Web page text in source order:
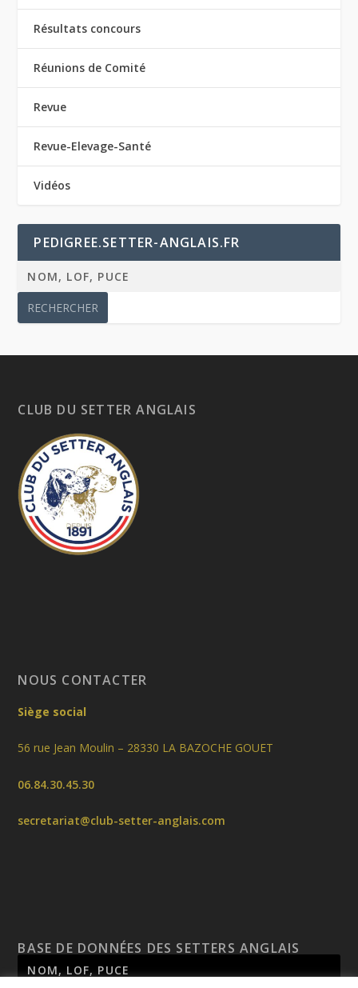
Résultats concours
Réunions de Comité
Revue
Revue-Elevage-Santé
Vidéos
PEDIGREE.SETTER-ANGLAIS.FR
CLUB DU SETTER ANGLAIS
NOUS CONTACTER
Siège social
56 rue Jean Moulin – 28330 LA BAZOCHE GOUET
06.84.30.45.30
secretariat@club-setter-anglais.com
BASE DE DONNÉES DES SETTERS ANGLAIS